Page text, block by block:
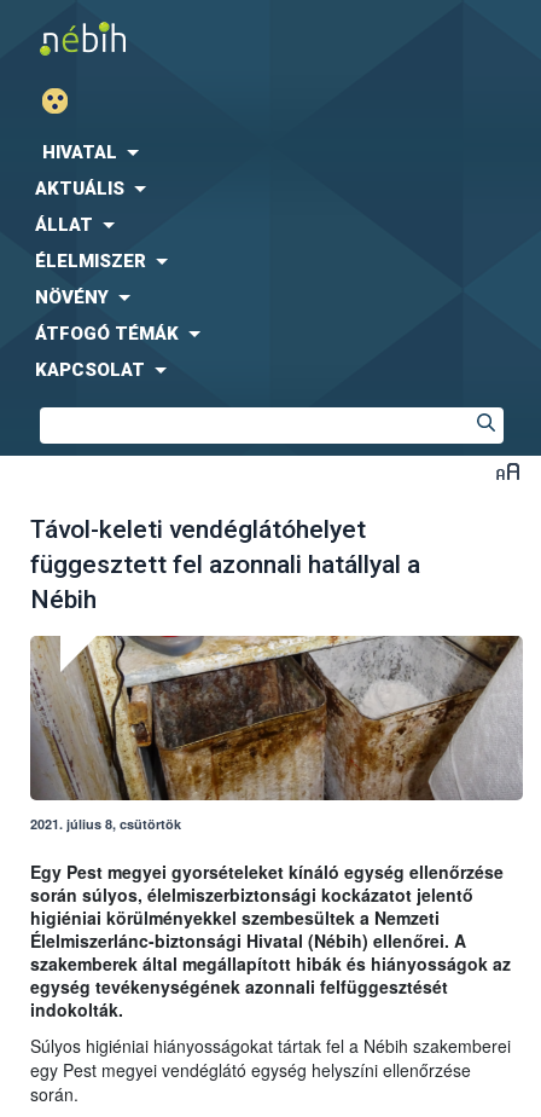
HIVATAL
AKTUÁLIS
ÁLLAT
ÉLELMISZER
NÖVÉNY
ÁTFOGÓ TÉMÁK
KAPCSOLAT
Távol-keleti vendéglátóhelyet
függesztett fel azonnali hatállyal a
Nébih
2021. július 8, csütörtök
Egy Pest megyei gyorsételeket kínáló egység ellenőrzése
során súlyos, élelmiszerbiztonsági kockázatot jelentő
higiéniai körülményekkel szembesültek a Nemzeti
Élelmiszerlánc-biztonsági Hivatal (Nébih) ellenőrei. A
szakemberek által megállapított hibák és hiányosságok az
egység tevékenységének azonnali felfüggesztését
indokolták.
Súlyos higiéniai hiányosságokat tártak fel a Nébih szakemberei
egy Pest megyei vendéglátó egység helyszíni ellenőrzése
során.